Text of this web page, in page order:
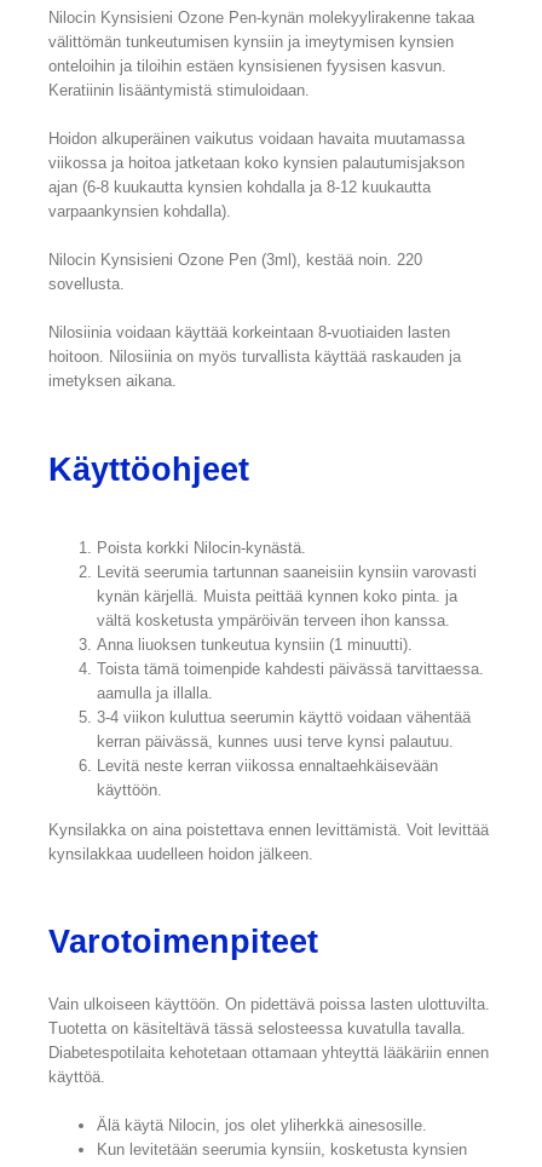
Nilocin Kynsisieni Ozone Pen-kynän molekyylirakenne takaa
välittömän tunkeutumisen kynsiin ja imeytymisen kynsien
onteloihin ja tiloihin estäen kynsisienen fyysisen kasvun.
Keratiinin lisääntymistä stimuloidaan.
Hoidon alkuperäinen vaikutus voidaan havaita muutamassa
viikossa ja hoitoa jatketaan koko kynsien palautumisjakson
ajan (6-8 kuukautta kynsien kohdalla ja 8-12 kuukautta
varpaankynsien kohdalla).
Nilocin Kynsisieni Ozone Pen (3ml), kestää noin. 220
sovellusta.
Nilosiinia voidaan käyttää korkeintaan 8-vuotiaiden lasten
hoitoon. Nilosiinia on myös turvallista käyttää raskauden ja
imetyksen aikana.
Käyttöohjeet
Poista korkki Nilocin-kynästä.
Levitä seerumia tartunnan saaneisiin kynsiin varovasti
kynän kärjellä. Muista peittää kynnen koko pinta. ja
vältä kosketusta ympäröivän terveen ihon kanssa.
Anna liuoksen tunkeutua kynsiin (1 minuutti).
Toista tämä toimenpide kahdesti päivässä tarvittaessa.
aamulla ja illalla.
3-4 viikon kuluttua seerumin käyttö voidaan vähentää
kerran päivässä, kunnes uusi terve kynsi palautuu.
Levitä neste kerran viikossa ennaltaehkäisevään
käyttöön.
Kynsilakka on aina poistettava ennen levittämistä. Voit levittää
kynsilakkaa uudelleen hoidon jälkeen.
Varotoimenpiteet
Vain ulkoiseen käyttöön. On pidettävä poissa lasten ulottuvilta.
Tuotetta on käsiteltävä tässä selosteessa kuvatulla tavalla.
Diabetespotilaita kehotetaan ottamaan yhteyttä lääkäriin ennen
käyttöä.
Älä käytä Nilocin, jos olet yliherkkä ainesosille.
Kun levitetään seerumia kynsiin, kosketusta kynsien